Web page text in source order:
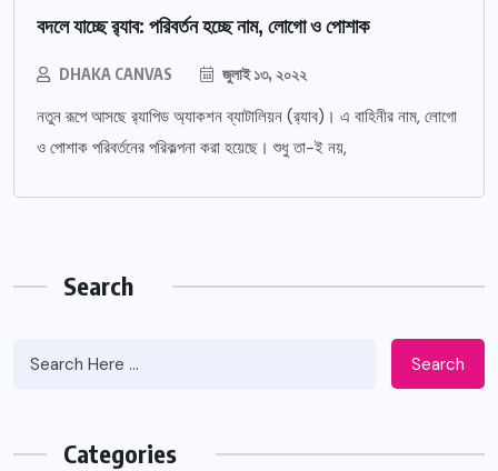
বদলে যাচ্ছে র‌্যাব: পরিবর্তন হচ্ছে নাম, লোগো ও পোশাক
DHAKA CANVAS জুলাই ১৩, ২০২২
নতুন রূপে আসছে র‌্যাপিড অ্যাকশন ব্যাটালিয়ন (র‌্যাব)। এ বাহিনীর নাম, লোগো
ও পোশাক পরিবর্তনের পরিকল্পনা করা হয়েছে। শুধু তা-ই নয়,
Search
Search
Categories